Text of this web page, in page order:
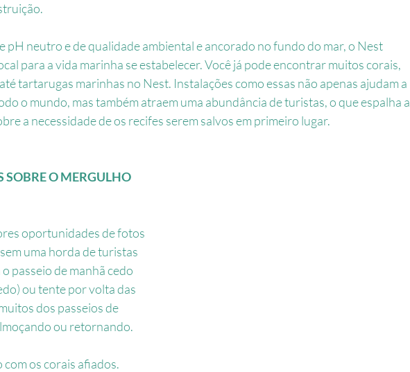
pH neutro e de qualidade ambiental e ancorado no fundo do mar, o Nest
para a vida marinha se estabelecer. Você já pode encontrar muitos corais,
tartarugas marinhas no Nest. Instalações como essas não apenas ajudam a
o mundo, mas também atraem uma abundância de turistas, o que espalha a
a necessidade de os recifes serem salvos em primeiro lugar.
SOBRE O MERGULHO
oportunidades de fotos
uma horda de turistas
passeio de manhã cedo
ou tente por volta das
dos passeios de
ou retornando.
com os corais afiados.